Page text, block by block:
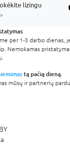
lizingu
per 1-3 darbo dienas,
Nemokamas
tą pačią dieną.
mūsų ir partnerių